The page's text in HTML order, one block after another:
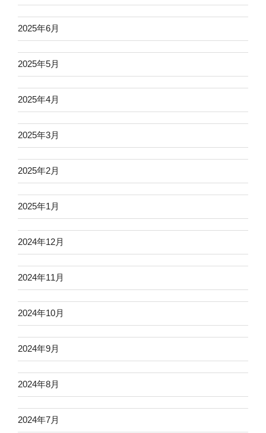
2025年6月
2025年5月
2025年4月
2025年3月
2025年2月
2025年1月
2024年12月
2024年11月
2024年10月
2024年9月
2024年8月
2024年7月